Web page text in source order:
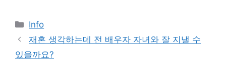
Categories
Info
재혼 생각하는데 전 배우자 자녀와 잘 지낼 수
있을까요?